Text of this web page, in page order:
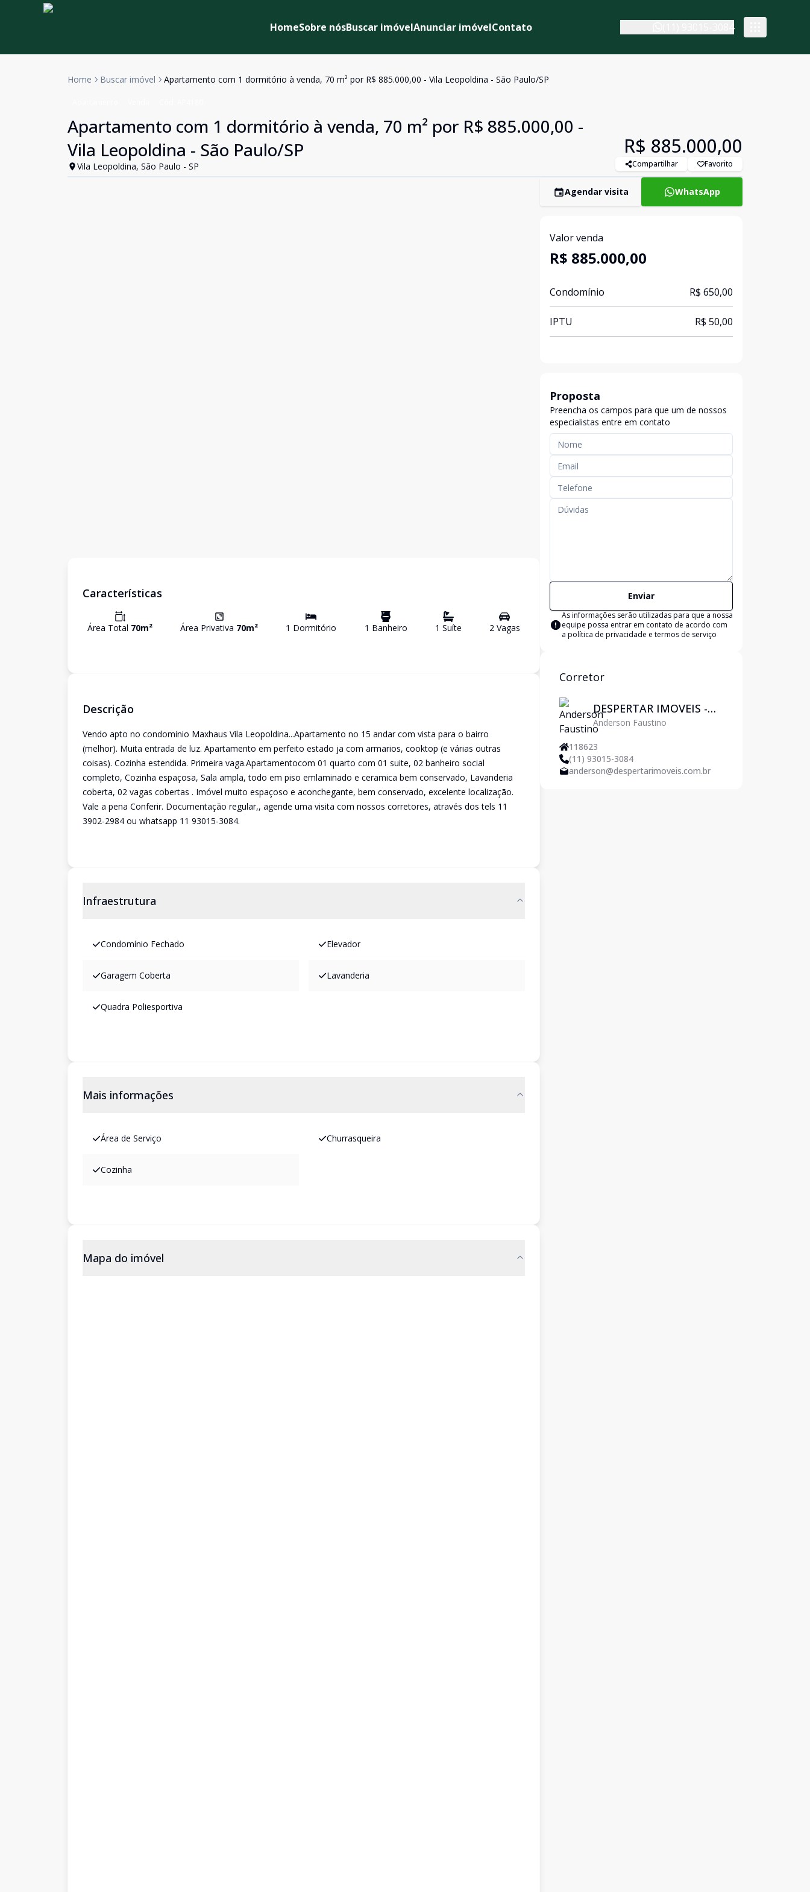
HomeSobre nósBuscar imóvelAnunciar imóvelContato
Home Buscar imóvel Apartamento com 1 dormitório à venda, 70 m² por R$ 885.000,00 - Vila Leopoldina - São Paulo/SP
Apartamento com 1 dormitório à venda, 70 m² por R$ 885.000,00 -
Vila Leopoldina - São Paulo/SP
Vila Leopoldina, São Paulo - SP
R$ 885.000,00
Compartilhar Favorito
Características
Área Total 70m² Área Privativa 70m² 1 Dormitório 1 Banheiro 1 Suíte 2Vagas
Descrição
Vendo apto no condominio Maxhaus Vila Leopoldina...Apartamento no 15 andar com vista para o bairro
(melhor). Muita entrada de luz. Apartamento em perfeito estado ja com armarios, cooktop (e várias outras
coisas). Cozinha estendida. Primeira vaga.Apartamentocom 01 quarto com 01 suite, 02 banheiro social
completo, Cozinha espaçosa, Sala ampla, todo em piso emlaminado e ceramica bem conservado, Lavanderia
coberta, 02 vagas cobertas . Imóvel muito espaçoso e aconchegante, bem conservado, excelente localização.
Vale a pena Conferir. Documentação regular,, agende uma visita com nossos corretores, através dos tels 11
3902-2984 ou whatsapp 11 93015-3084.
Infraestrutura
Condomínio Fechado Elevador
Garagem Coberta Lavanderia
Quadra Poliesportiva
Mais informações
Área de Serviço Churrasqueira
Cozinha
Mapa do imóvel
Agendar visita WhatsApp
Valor venda
R$ 885.000,00
Condomínio R$ 650,00
IPTU R$ 50,00
Proposta
Preencha os campos para que um de nossos
especialistas entre em contato
Enviar
As informações serão utilizadas para que a nossa
equipe possa entrar em contato de acordo com
a política de privacidade e termos de serviço
Corretor
DESPERTAR IMOVEIS -
Pirituba
Anderson Faustino
118623
(11) 93015-3084
anderson@despertarimoveis.com.br